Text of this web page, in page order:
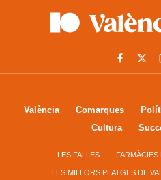
València Comarques
Cultura
LES FALLES FARMÀCIES
LES MILLORS PLATGES DE